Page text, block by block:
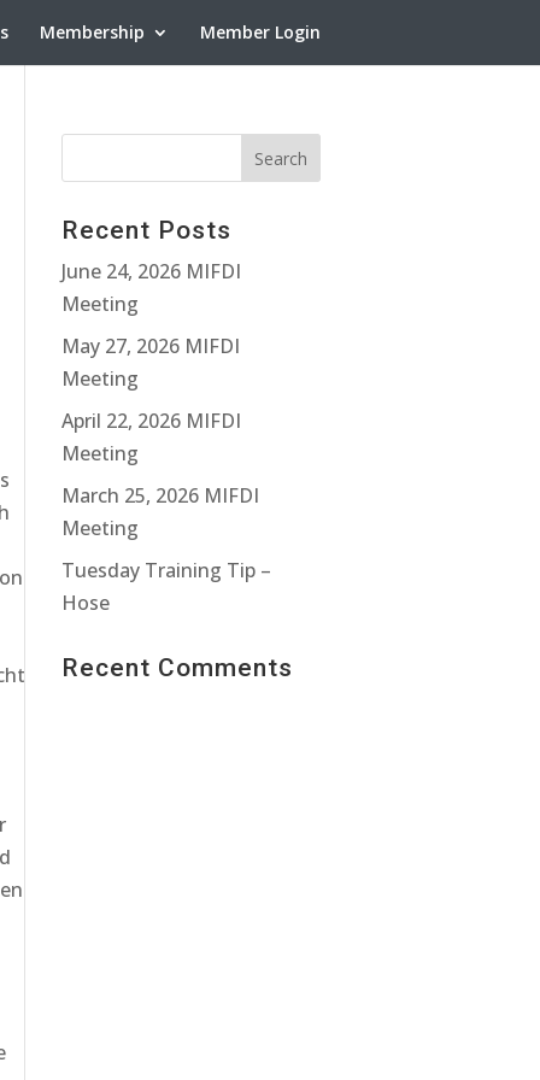
Membership Member Login
Recent Posts
June 24, 2026 MIFDI
Meeting
May 27, 2026 MIFDI
Meeting
April 22, 2026 MIFDI
Meeting
March 25, 2026 MIFDI
Meeting
Tuesday Training Tip –
Hose
Recent Comments